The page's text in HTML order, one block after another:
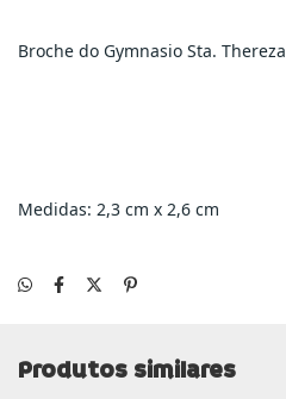
Broche do Gymnasio Sta. Thereza
Medidas: 2,3 cm x 2,6 cm
Produtos similares